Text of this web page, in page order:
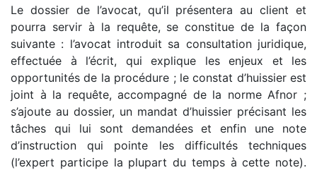
Le dossier de l’avocat, qu’il présentera au client et
pourra servir à la requête, se constitue de la façon
suivante : l’avocat introduit sa consultation juridique,
effectuée à l’écrit, qui explique les enjeux et les
opportunités de la procédure ; le constat d’huissier est
joint à la requête, accompagné de la norme Afnor ;
s’ajoute au dossier, un mandat d’huissier précisant les
tâches qui lui sont demandées et enfin une note
d’instruction qui pointe les difficultés techniques
(l’expert participe la plupart du temps à cette note).